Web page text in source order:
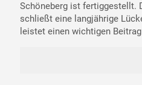
Schöneberg ist fertiggestellt.
schließt eine langjährige
leistet einen wichtigen